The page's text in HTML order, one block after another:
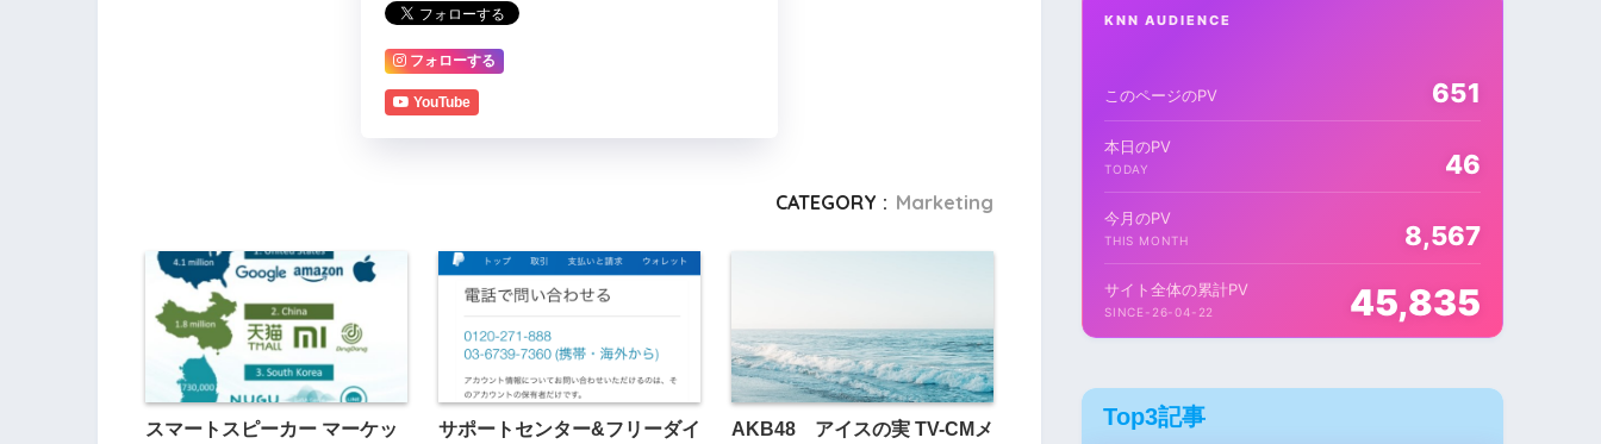
フォローする
YouTube
CATEGORY : Marketing
スマートスピーカー マーケッ
サポートセンター&フリーダイ
AKB48 アイスの実 TV-CMメ
KNN AUDIENCE
このページのPV 651
本日のPV
TODAY 46
今月のPV
THIS MONTH 8,567
サイト全体の累計PV
SINCE-26-04-22 45,835
Top3記事